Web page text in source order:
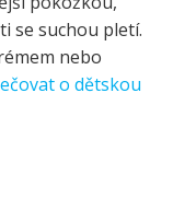
se suchou pletí.
nebo
o dětskou